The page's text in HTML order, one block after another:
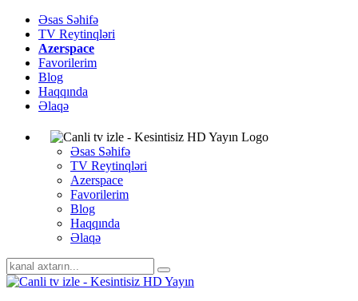
Əsas Səhifə
TV Reytinqləri
Azerspace
Favorilerim
Blog
Haqqında
Əlaqə
Əsas Səhifə
TV Reytinqləri
Azerspace
Favorilerim
Blog
Haqqında
Əlaqə